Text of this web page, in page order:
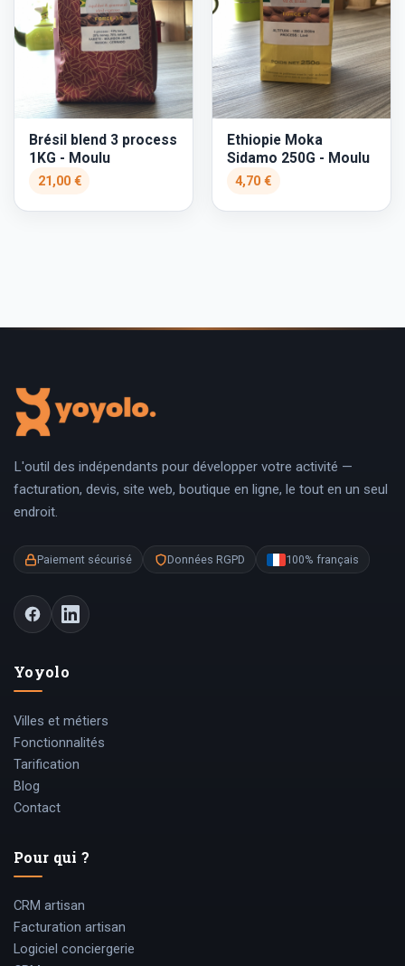
Brésil blend 3 process
1KG - Moulu
21,00 €
Ethiopie Moka
Sidamo 250G - Moulu
4,70 €
L'outil des indépendants pour développer votre activité —
facturation, devis, site web, boutique en ligne, le tout en un seul
endroit.
Paiement sécurisé Données RGPD 100% français
Yoyolo
Villes et métiers
Fonctionnalités
Tarification
Blog
Contact
Pour qui ?
CRM artisan
Facturation artisan
Logiciel conciergerie